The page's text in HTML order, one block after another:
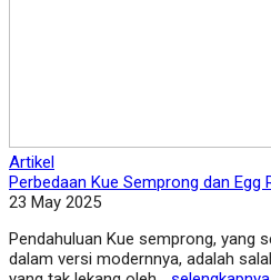
Artikel
Perbedaan Kue Semprong dan Egg
23 May 2025
Pendahuluan Kue semprong, yang
dalam versi modernnya, adalah